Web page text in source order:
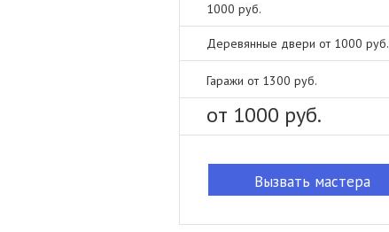
1000 руб.
Деревянные двери от 1000 руб.
Гаражи от 1300 руб.
от 1000 руб.
Вызвать мастера